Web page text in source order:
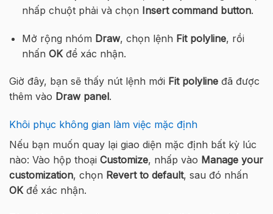
nhấp chuột phải và chọn Insert command button.
Mở rộng nhóm Draw, chọn lệnh Fit polyline, rồi
nhấn OKđể xác nhận.
Giờ đây, bạn sẽ thấy nút lệnh mới Fit polyline đã được
thêm vào Draw panel.
Khôi phục không gian làm việc mặc định
Nếu bạn muốn quay lại giao diện mặc định bất kỳ lúc
nào: Vào hộp thoại Customize, nhấp vào Manage your
customization, chọn Revert to default, sau đó nhấn
OKđể xác nhận.